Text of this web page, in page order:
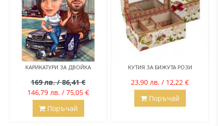
КАРИКАТУРИ ЗА ДВОЙКА
169 лв. / 86,41 €
146,79 лв. / 75,05 €
Поръчай
КУТИЯ ЗА БИЖУТА РОЗИ
23,90 лв. / 12,22 €
Поръчай